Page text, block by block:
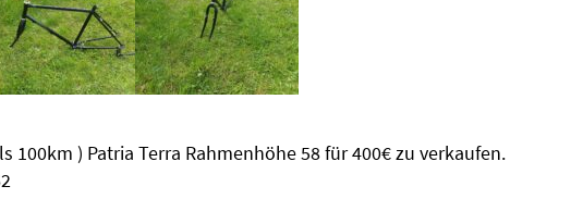
100km ) Patria Terra Rahmenhöhe 58 für 400€ zu verkaufen.